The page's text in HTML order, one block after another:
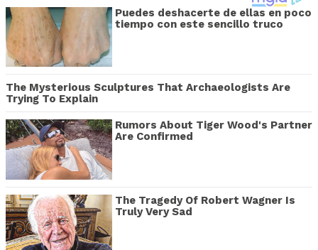
Puedes deshacerte de ellas en poco
tiempo con este sencillo truco
The Mysterious Sculptures That Archaeologists Are
Trying To Explain
Rumors About Tiger Wood's Partner
Are Confirmed
The Tragedy Of Robert Wagner Is
Truly Very Sad